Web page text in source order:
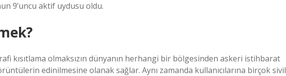
9’uncu aktif uydusu oldu.
kısıtlama olmaksızın dünyanın herhangi bir bölgesinden askeri istihbarat
edinilmesine olanak sağlar. Aynı zamanda kullanıcılarına birçok sivil